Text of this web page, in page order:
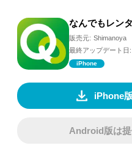
なんでもレン
販売元: Shimanoya
最終アップデート日:
iPhone
iPhone
Android版は